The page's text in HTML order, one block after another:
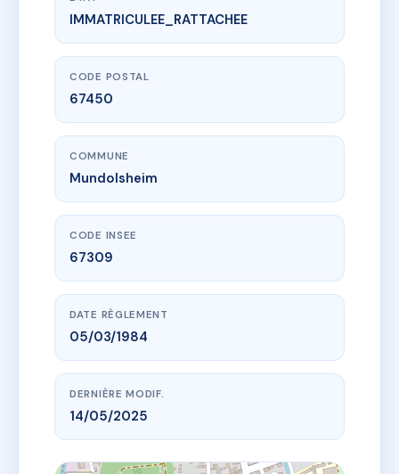
www.vme.plus/AC6649388
RÉSIDENCE LES BRUYÈRES
37 r berlioz67450 Mundolsheim
IMMATRICULEE_RATTACHEE
CODE POSTAL
67450
COMMUNE
Mundolsheim
CODE INSEE
67309
DATE RÈGLEMENT
05/03/1984
DERNIÈRE MODIF.
14/05/2025